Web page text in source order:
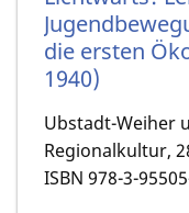
die ersten
1940)
Ubstadt-Weiher
Regionalkultur,
ISBN 978-3-